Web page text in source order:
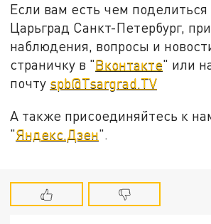
Если вам есть чем
Царьград Санкт-Петербург,
наблюдения, вопросы и
страничку в "Вконтакте" или
почту spb@Tsargrad.TV
А также присоединяйтесь к
"Яндекс.Дзен".